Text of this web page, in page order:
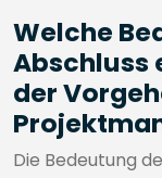
Welche
Abschluss
der
Die Bedeutung